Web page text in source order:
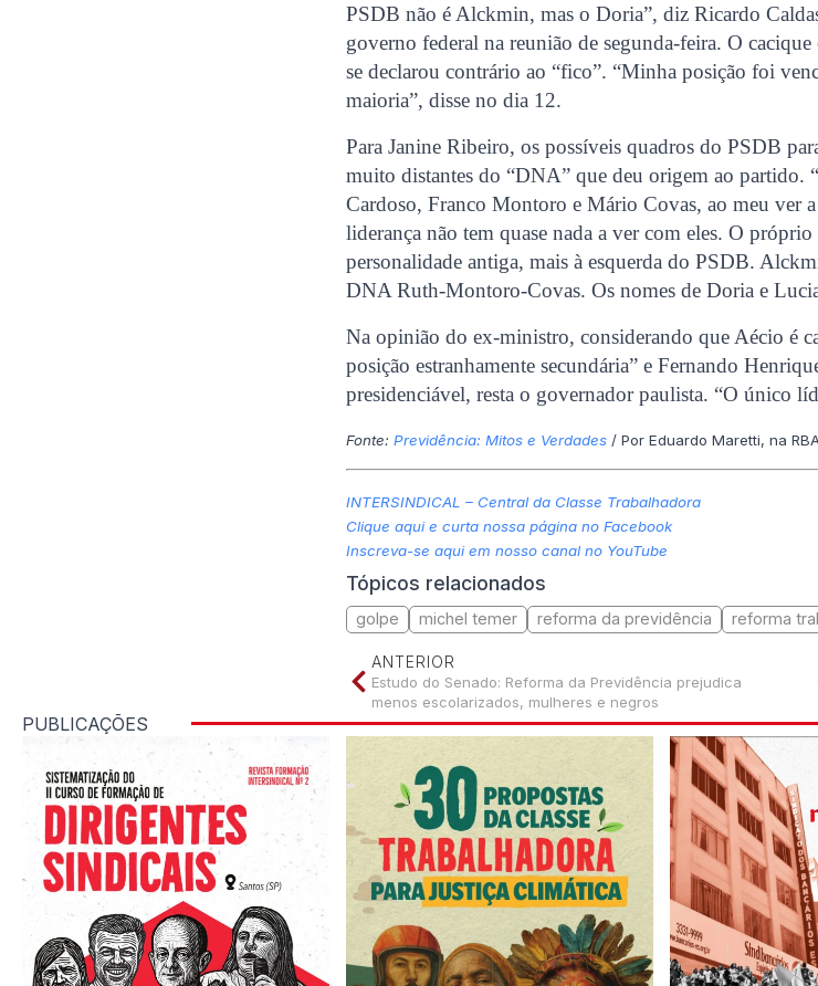
PSDB não é Alckmin, mas o Doria”, diz Ricardo
governo federal na reunião de segunda-feira. O cacique
se declarou contrário ao “fico”. “Minha posição foi
maioria”, disse no dia 12.
Para Janine Ribeiro, os possíveis quadros do PSDB
muito distantes do “DNA” que deu origem ao partido.
Cardoso, Franco Montoro e Mário Covas, ao meu ver
liderança não tem quase nada a ver com eles. O
personalidade antiga, mais à esquerda do PSDB.
DNA Ruth-Montoro-Covas. Os nomes de Doria e
Na opinião do ex-ministro, considerando que Aécio é
posição estranhamente secundária” e Fernando
presidenciável, resta o governador paulista. “O único
Fonte:Previdência: Mitos e Verdades / Por Eduardo Maretti, na
INTERSINDICAL – Central da Classe Trabalhadora
Clique aqui e curta nossa página no Facebook
Inscreva-se aqui em nosso canal no YouTube
Tópicos relacionados
golpe michel temer reforma da previdência reforma
ANTERIOR
Estudo do Senado: Reforma da Previdência prejudica
menos escolarizados, mulheres e negros
PUBLICAÇÕES